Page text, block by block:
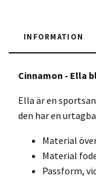
INFORMATION
Cinnamon - Ella
Ella är en
den har en
Material
Material
Passform,